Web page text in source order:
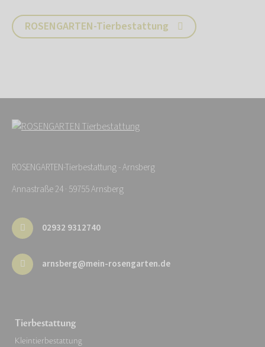
ROSENGARTEN-Tierbestattung
ROSENGARTEN-Tierbestattung - Arnsberg
Annastraße 24 · 59755 Arnsberg
02932 9312740
arnsberg@mein-rosengarten.de
Tierbestattung
Kleintierbestattung